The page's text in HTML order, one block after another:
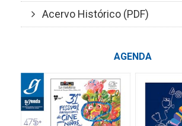
Acervo Histórico (PDF)
AGENDA